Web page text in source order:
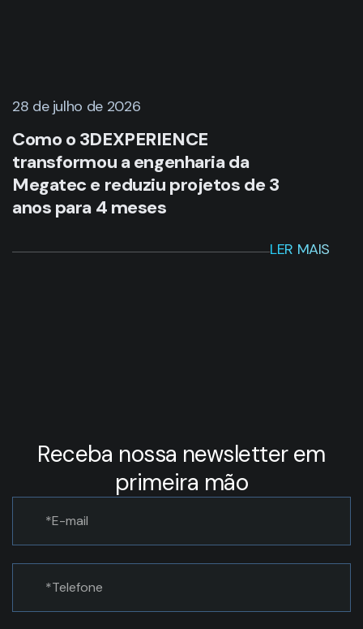
28 de julho de 2026
Como o 3DEXPERIENCE
transformou a engenharia da
Megatec e reduziu projetos de 3
anos para 4 meses
LER MAIS
Receba nossa newsletter em
primeira mão